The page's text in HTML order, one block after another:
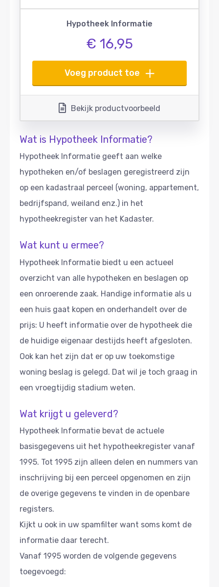
Hypotheek Informatie
€ 16,95
Voeg product toe
Bekijk productvoorbeeld
Wat is Hypotheek Informatie?
Hypotheek Informatie geeft aan welke
hypotheken en/of beslagen geregistreerd zijn
op een kadastraal perceel (woning, appartement,
bedrijfspand, weiland enz.) in het
hypotheekregister van het Kadaster.
Wat kunt u ermee?
Hypotheek Informatie biedt u een actueel
overzicht van alle hypotheken en beslagen op
een onroerende zaak. Handige informatie als u
een huis gaat kopen en onderhandelt over de
prijs: U heeft informatie over de hypotheek die
de huidige eigenaar destijds heeft afgesloten.
Ook kan het zijn dat er op uw toekomstige
woning beslag is gelegd. Dat wil je toch graag in
een vroegtijdig stadium weten.
Wat krijgt u geleverd?
Hypotheek Informatie bevat de actuele
basisgegevens uit het hypotheekregister vanaf
1995. Tot 1995 zijn alleen delen en nummers van
inschrijving bij een perceel opgenomen en zijn
de overige gegevens te vinden in de openbare
registers.
Kijkt u ook in uw spamfilter want soms komt de
informatie daar terecht.
Vanaf 1995 worden de volgende gegevens
toegevoegd: